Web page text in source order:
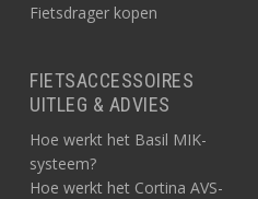
Fietsdrager kopen
FIETSACCESSOIRES
UITLEG & ADVIES
Hoe werkt het Basil MIK-
systeem?
Hoe werkt het Cortina AVS-